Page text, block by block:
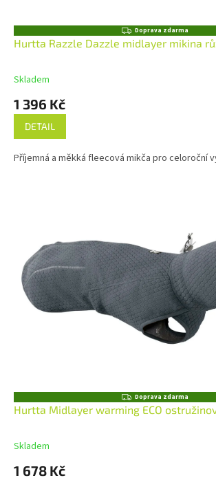
Z
D
A
Doprava zdarma
Hurtta Razzle Dazzle midlayer mikina
Skladem
1 396 Kč
DETAIL
Příjemná a měkká fleecová mikča pro celoroční
Z
D
A
Doprava zdarma
Hurtta Midlayer warming ECO
Skladem
1 678 Kč